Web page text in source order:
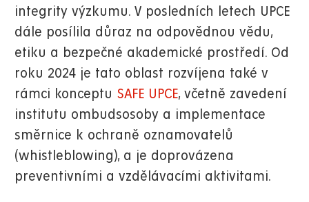
integrity výzkumu. V posledních letech UPCE
dále posílila důraz na odpovědnou vědu,
etiku a bezpečné akademické prostředí. Od
roku 2024 je tato oblast rozvíjena také v
rámci konceptu SAFE UPCE, včetně zavedení
institutu ombudsosoby a implementace
směrnice k ochraně oznamovatelů
(whistleblowing), a je doprovázena
preventivními a vzdělávacími aktivitami.